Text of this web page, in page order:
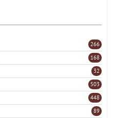
266
168
32
503
448
89